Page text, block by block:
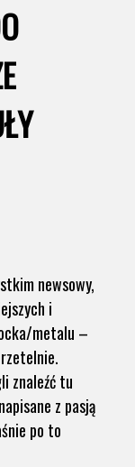
newsowy,
i
metalu –
znaleźć tu
z pasją
po to